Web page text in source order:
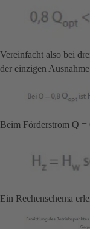
Vereinfacht also bei
der einzigen
Beim Förderstrom Q =
Ein Rechenschema